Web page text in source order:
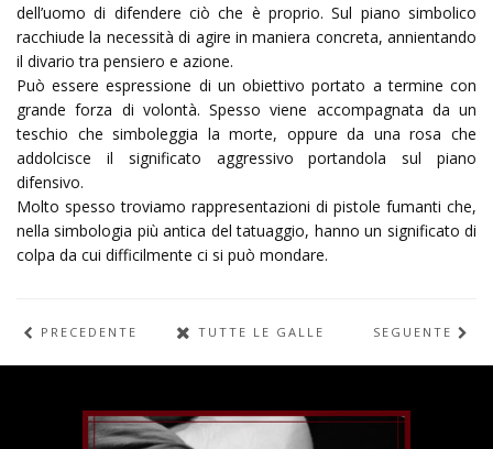
dell’uomo di difendere ciò che è proprio. Sul piano simbolico
racchiude la necessità di agire in maniera concreta, annientando
il divario tra pensiero e azione.
Può essere espressione di un obiettivo portato a termine con
grande forza di volontà. Spesso viene accompagnata da un
teschio che simboleggia la morte, oppure da una rosa che
addolcisce il significato aggressivo portandola sul piano
difensivo.
Molto spesso troviamo rappresentazioni di pistole fumanti che,
nella simbologia più antica del tatuaggio, hanno un significato di
colpa da cui difficilmente ci si può mondare.
PRECEDENTE TUTTE LE GALLERIE SEGUENTE